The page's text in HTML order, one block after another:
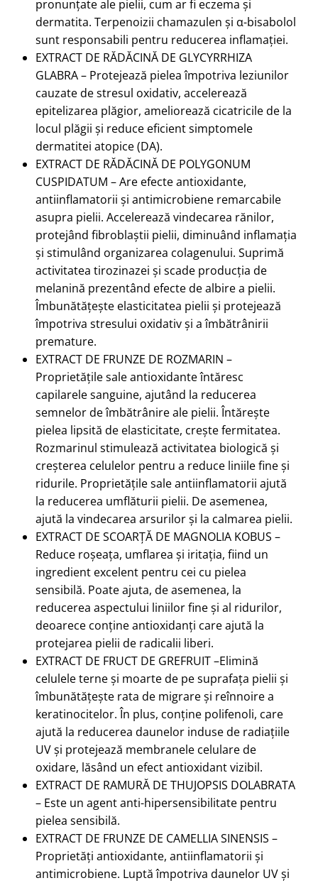
pronunțate ale pielii, cum ar fi eczema și
dermatita. Terpenoizii chamazulen și α-bisabolol
sunt responsabili pentru reducerea inflamației.
EXTRACT DE RĂDĂCINĂ DE GLYCYRRHIZA
GLABRA – Protejează pielea împotriva leziunilor
cauzate de stresul oxidativ, accelerează
epitelizarea plăgior, ameliorează cicatricile de la
locul plăgii și reduce eficient simptomele
dermatitei atopice (DA).
EXTRACT DE RĂDĂCINĂ DE POLYGONUM
CUSPIDATUM – Are efecte antioxidante,
antiinflamatorii și antimicrobiene remarcabile
asupra pielii. Accelerează vindecarea rănilor,
protejând fibroblaștii pielii, diminuând inflamația
și stimulând organizarea colagenului. Suprimă
activitatea tirozinazei și scade producția de
melanină prezentând efecte de albire a pielii.
Îmbunătățește elasticitatea pielii și protejează
împotriva stresului oxidativ și a îmbătrânirii
premature.
EXTRACT DE FRUNZE DE ROZMARIN –
Proprietățile sale antioxidante întăresc
capilarele sanguine, ajutând la reducerea
semnelor de îmbătrânire ale pielii. Întărește
pielea lipsită de elasticitate, crește fermitatea.
Rozmarinul stimulează activitatea biologică și
creșterea celulelor pentru a reduce liniile fine și
ridurile. Proprietățile sale antiinflamatorii ajută
la reducerea umflăturii pielii. De asemenea,
ajută la vindecarea arsurilor și la calmarea pielii.
EXTRACT DE SCOARȚĂ DE MAGNOLIA KOBUS –
Reduce roșeața, umflarea și iritația, fiind un
ingredient excelent pentru cei cu pielea
sensibilă. Poate ajuta, de asemenea, la
reducerea aspectului liniilor fine și al ridurilor,
deoarece conține antioxidanți care ajută la
protejarea pielii de radicalii liberi.
EXTRACT DE FRUCT DE GREFRUIT –Elimină
celulele terne și moarte de pe suprafața pielii și
îmbunătățește rata de migrare și reînnoire a
keratinocitelor. În plus, conține polifenoli, care
ajută la reducerea daunelor induse de radiațiile
UV și protejează membranele celulare de
oxidare, lăsând un efect antioxidant vizibil.
EXTRACT DE RAMURĂ DE THUJOPSIS DOLABRATA
– Este un agent anti-hipersensibilitate pentru
pielea sensibilă.
EXTRACT DE FRUNZE DE CAMELLIA SINENSIS –
Proprietăți antioxidante, antiinflamatorii și
antimicrobiene. Luptă împotriva daunelor UV și